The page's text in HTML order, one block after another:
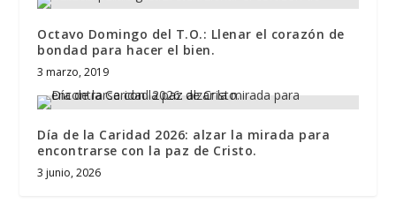
Octavo Domingo del T.O.: Llenar el corazón de
bondad para hacer el bien.
3 marzo, 2019
Día de la Caridad 2026: alzar la mirada para
encontrarse con la paz de Cristo.
3 junio, 2026